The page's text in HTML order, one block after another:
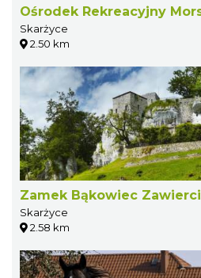
Ośrodek Rekreacyjny
Skarżyce
2.50 km
Zamek Bąkowiec
Skarżyce
2.58 km